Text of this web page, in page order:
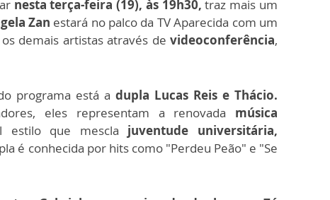
nesta terça-feira (19), às 19h30, traz mais um
Zan estará no palco da TV Aparecida com um
demais artistas através de videoconferência,
programa está a dupla Lucas Reis e Thácio.
eles representam a renovada música
estilo que mescla juventude universitária,
é conhecida por hits como "Perdeu Peão" e "Se